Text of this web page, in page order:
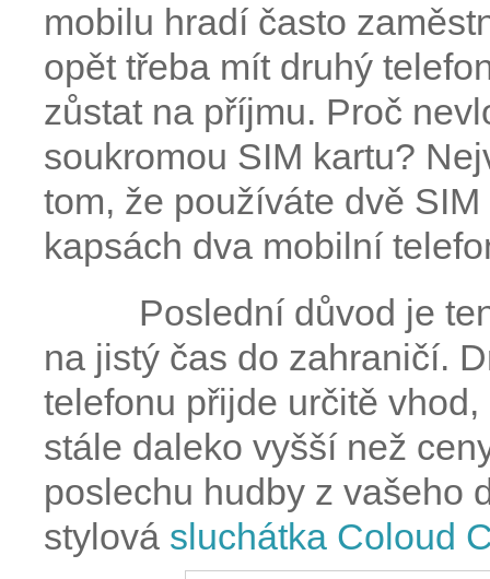
mobilu hradí často
opět třeba mít druhý
zůstat na příjmu. Proč
soukromou SIM kartu?
tom, že používáte dvě
kapsách dva mobilní
Poslední důvod je
na jistý čas do zahraničí.
telefonu přijde určitě
stále daleko vyšší než
poslechu hudby z vašeho
stylová sluchátka Coloud